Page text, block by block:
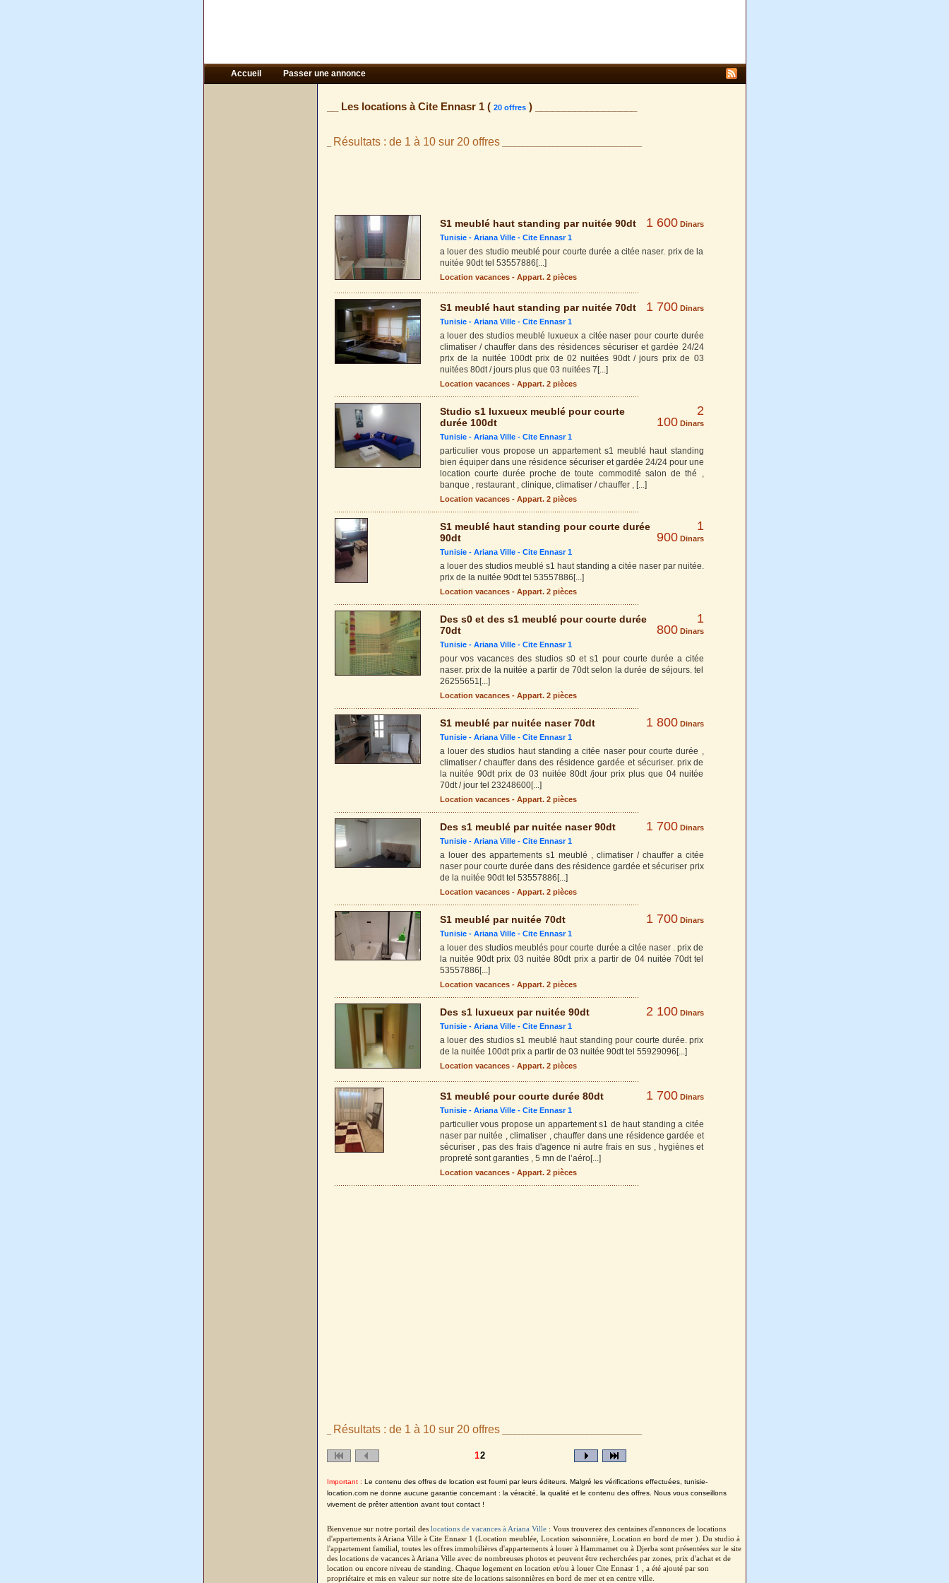
Accueil Passer une annonce
__ Les locations à Cite Ennasr 1 ( 20 offres) __________________
Résultats : de 1 à 10 sur 20 offres_________________________________
S1 meublé haut standing par nuitée 90dt 1 600 Dinars
Tunisie - Ariana Ville- Cite Ennasr 1
a louer des studio meublé pour courte durée a citée naser. prix de la
nuitée 90dt tel 53557886 [...]
Location vacances - Appart. 2 pièces
S1 meublé haut standing par nuitée 70dt 1 700 Dinars
Tunisie - Ariana Ville- Cite Ennasr 1
a louer des studios meublé luxueux a citée naser pour courte durée
climatiser / chauffer dans des résidences sécuriser et gardée 24/24
prix de la nuitée 100dt prix de 02 nuitées 90dt / jours prix de 03
nuitées 80dt / jours plus que 03 nuitées 7 [...]
Location vacances - Appart. 2 pièces
Studio s1 luxueux meublé pour courte
durée 100dt
2
100 Dinars
Tunisie - Ariana Ville- Cite Ennasr 1
particulier vous propose un appartement s1 meublé haut standing
bien équiper dans une résidence sécuriser et gardée 24/24 pour une
location courte durée proche de toute commodité salon de thé ,
banque , restaurant , clinique, climatiser / chauffer , [...]
Location vacances - Appart. 2 pièces
S1 meublé haut standing pour courte durée
90dt
1
900 Dinars
Tunisie - Ariana Ville- Cite Ennasr 1
a louer des studios meublé s1 haut standing a citée naser par nuitée.
prix de la nuitée 90dt tel 53557886 [...]
Location vacances - Appart. 2 pièces
Des s0 et des s1 meublé pour courte durée
70dt
1
800 Dinars
Tunisie - Ariana Ville- Cite Ennasr 1
pour vos vacances des studios s0 et s1 pour courte durée a citée
naser. prix de la nuitée a partir de 70dt selon la durée de séjours. tel
26255651 [...]
Location vacances - Appart. 2 pièces
S1 meublé par nuitée naser 70dt 1 800 Dinars
Tunisie - Ariana Ville- Cite Ennasr 1
a louer des studios haut standing a citée naser pour courte durée ,
climatiser / chauffer dans des résidence gardée et sécuriser. prix de
la nuitée 90dt prix de 03 nuitée 80dt /jour prix plus que 04 nuitée
70dt / jour tel 23248600[...]
Location vacances - Appart. 2 pièces
Des s1 meublé par nuitée naser 90dt 1 700 Dinars
Tunisie - Ariana Ville- Cite Ennasr 1
a louer des appartements s1 meublé , climatiser / chauffer a citée
naser pour courte durée dans des résidence gardée et sécuriser prix
de la nuitée 90dt tel 53557886 [...]
Location vacances - Appart. 2 pièces
S1 meublé par nuitée 70dt 1 700 Dinars
Tunisie - Ariana Ville- Cite Ennasr 1
a louer des studios meublés pour courte durée a citée naser . prix de
la nuitée 90dt prix 03 nuitée 80dt prix a partir de 04 nuitée 70dt tel
53557886 [...]
Location vacances - Appart. 2 pièces
Des s1 luxueux par nuitée 90dt 2 100 Dinars
Tunisie - Ariana Ville- Cite Ennasr 1
a louer des studios s1 meublé haut standing pour courte durée. prix
de la nuitée 100dt prix a partir de 03 nuitée 90dt tel 55929096 [...]
Location vacances - Appart. 2 pièces
S1 meublé pour courte durée 80dt 1 700 Dinars
Tunisie - Ariana Ville- Cite Ennasr 1
particulier vous propose un appartement s1 de haut standing a citée
naser par nuitée , climatiser , chauffer dans une résidence gardée et
sécuriser , pas des frais d'agence ni autre frais en sus , hygiènes et
propreté sont garanties , 5 mn de l’aéro[...]
Location vacances - Appart. 2 pièces
Résultats : de 1 à 10 sur 20 offres_________________________________
12
Important : Le contenu des offres de location est fourni par leurs éditeurs. Malgré les vérifications effectuées, tunisie-
location.com ne donne aucune garantie concernant : la véracité, la qualité et le contenu des offres. Nous vous conseillons
vivement de prêter attention avant tout contact !
Bienvenue sur notre portail des locations de vacances à Ariana Ville : Vous trouverez des centaines d'annonces de locations
d'appartements à Ariana Ville à Cite Ennasr 1 (Location meublée, Location saisonnière, Location en bord de mer ). Du studio à
l'appartement familial, toutes les offres immobilières d'appartements à louer à Hammamet ou à Djerba sont présentées sur le site
des locations de vacances à Ariana Ville avec de nombreuses photos et peuvent être recherchées par zones, prix d'achat et de
location ou encore niveau de standing. Chaque logement en location et/ou à louer Cite Ennasr 1 , a été ajouté par son
propriétaire et mis en valeur sur notre site de locations saisonnières en bord de mer et en centre ville.